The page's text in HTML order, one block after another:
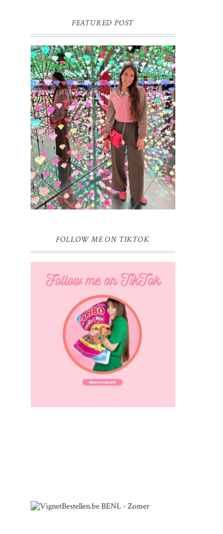
FEATURED POST
16 JAAR SPRINKLES ON A
CUPCAKE
Vandaag is het weer zo’n moment waarop
ik even bewust op de pauzeknop duw, want
Sprinkles on a Cupcake bestaat 16 jaar.
Zestien. Dat blijft ...
FOLLOW ME ON TIKTOK